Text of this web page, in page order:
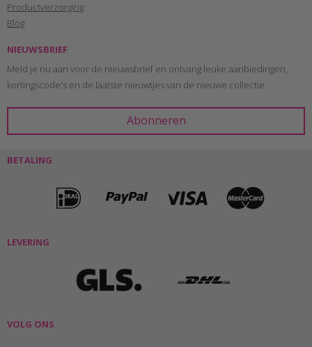
Productverzorging
Blog
NIEUWSBRIEF
Meld je nu aan voor de nieuwsbrief en ontvang leuke aanbiedingen,
kortingscode's en de laatste nieuwtjes van de nieuwe collectie.
BETALING
LEVERING
VOLG ONS